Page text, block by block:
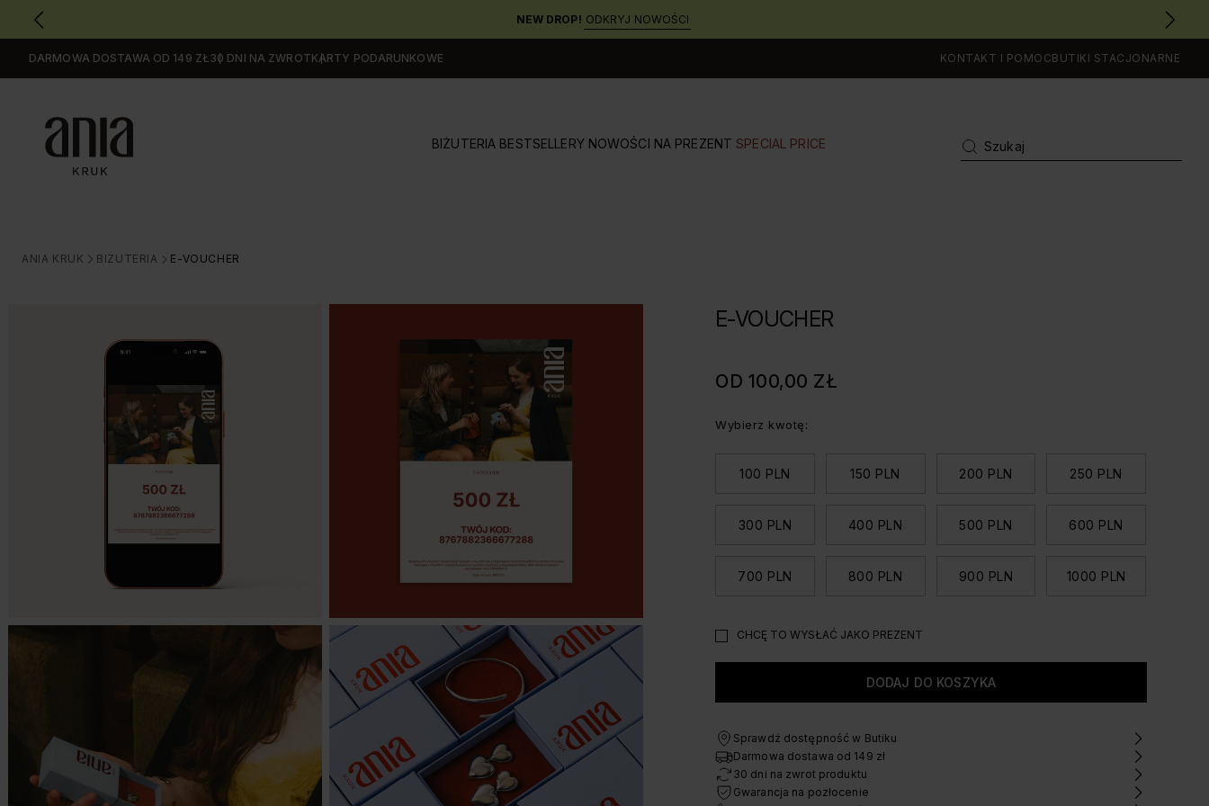
GŁÓWNEJ
ZAWARTOŚCI
MENU
NEW DROP! ODKRYJ NOWOŚCI
DARMOWA DOSTAWA OD 149 ZŁ30 DNI NA ZWROTKARTY PODARUNKOWE KONTAKT I POMOCBUTIKI STACJONARNE
BIŻUTERIA BESTSELLERY NOWOŚCI NA PREZENT SPECIAL PRICE
ANIA KRUK
>
BIŻUTERIA
>
E-VOUCHER
E-VOUCHER
OD 100,00 ZŁ
Wybierz kwotę:
100 PLN 150 PLN 200 PLN 250 PLN
300 PLN 400 PLN 500 PLN 600 PLN
700 PLN 800 PLN 900 PLN 1000 PLN
CHCĘ TO WYSŁAĆ JAKO PREZENT
Sprawdź dostępność w Butiku
Darmowa dostawa od 149 zł
30 dni na zwrot produktu
Gwarancja na pozłocenie